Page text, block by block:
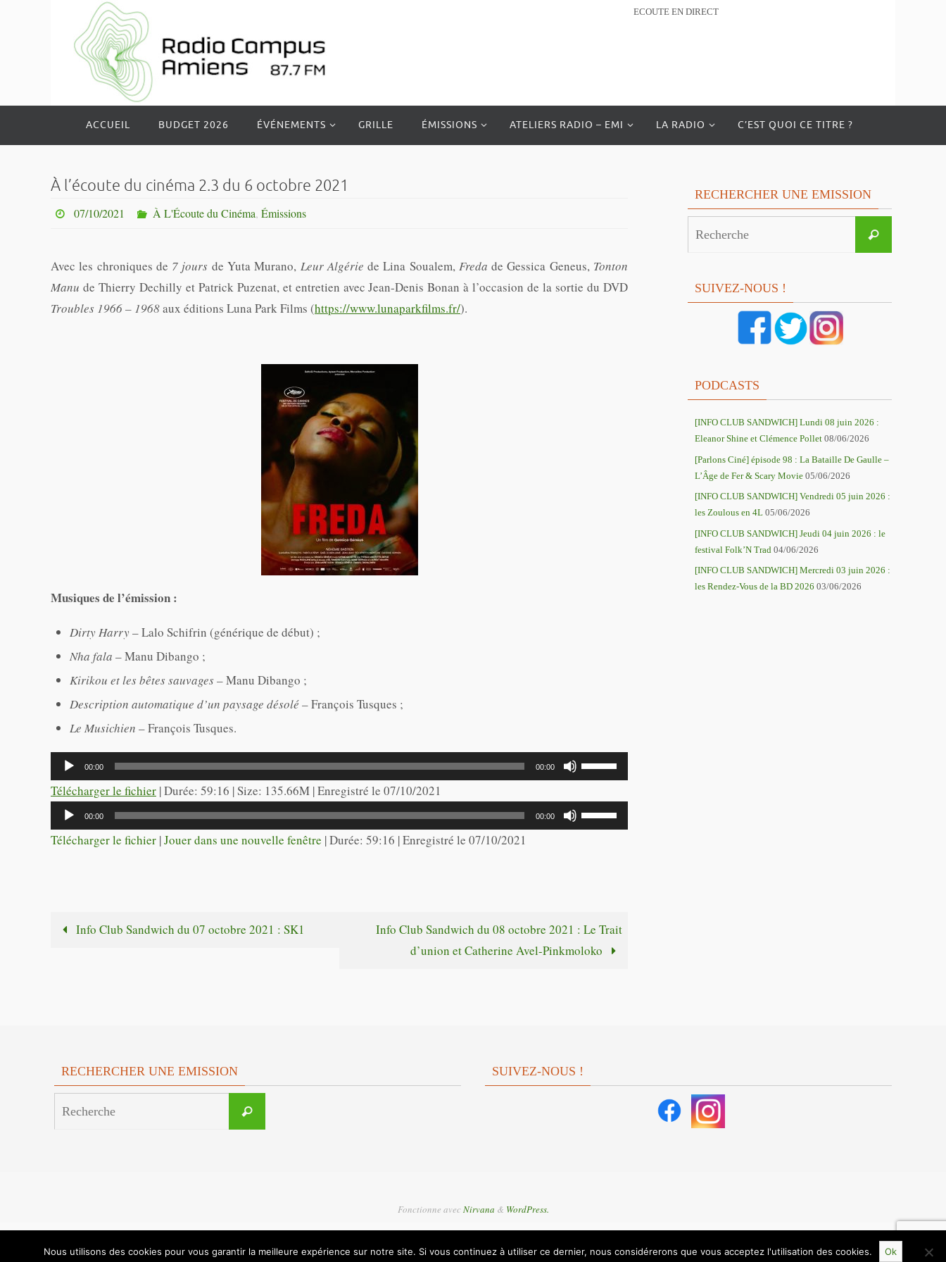
ECOUTE EN DIRECT
le
ACCUEIL BUDGET 2026 ÉVÉNEMENTS GRILLE ÉMISSIONS ATELIERS RADIO – EMI LA RADIO C’EST QUOI CE TITRE ?
À l’écoute du cinéma 2.3 du 6 octobre 2021
07/10/2021 À L'Écoute du Cinéma, Émissions
Avec les chroniques de 7 jours de Yuta Murano, Leur Algérie de Lina Soualem, Fredade Gessica Geneus, Tonton
Manu de Thierry Dechilly et Patrick Puzenat, et entretien avec Jean-Denis Bonan à l’occasion de la sortie du DVD
Troubles 1966 – 1968aux éditions Luna Park Films (https://www.lunaparkfilms.fr/).
Musiques de l’émission :
Dirty Harry– Lalo Schifrin (générique de début) ;
Nha fala– Manu Dibango ;
Kirikou et les bêtes sauvages– Manu Dibango ;
Description automatique d’un paysage désolé– François Tusques ;
Le Musichien – François Tusques.
Lecteur
audio
00:00 00:00
Utilisez
les
flèches
le
volume.
Télécharger le fichier | Durée: 59:16 | Size: 135.66M | Enregistré le 07/10/2021
Lecteur
audio
00:00 00:00
Utilisez
les
ou
diminuer
Télécharger le fichier |Jouer dans une nouvelle fenêtre |Durée: 59:16 |Enregistré le 07/10/2021
Info Club Sandwich du 07 octobre 2021 : SK1
Info Club Sandwich du 08 octobre 2021 : Le Trait
d’union et Catherine Avel-Pinkmoloko
RECHERCHER UNE EMISSION
Recherche
SUIVEZ-NOUS !
PODCASTS
[INFO CLUB SANDWICH] Lundi 08 juin 2026 :
Eleanor Shine et Clémence Pollet 08/06/2026
[Parlons Ciné] épisode 98 : La Bataille De Gaulle –
L’Âge de Fer & Scary Movie 05/06/2026
[INFO CLUB SANDWICH] Vendredi 05 juin 2026 :
les Zoulous en 4L 05/06/2026
[INFO CLUB SANDWICH] Jeudi 04 juin 2026 : le
festival Folk’N Trad 04/06/2026
[INFO CLUB SANDWICH] Mercredi 03 juin 2026 :
les Rendez-Vous de la BD 2026 03/06/2026
RECHERCHER UNE EMISSION
Recherche
SUIVEZ-NOUS !
Fonctionne avec Nirvana & WordPress.
Nous utilisons des cookies pour vous garantir la meilleure expérience sur notre site. Si vous continuez à utiliser ce dernier, nous considérerons que vous acceptez l'utilisation des cookies. Ok